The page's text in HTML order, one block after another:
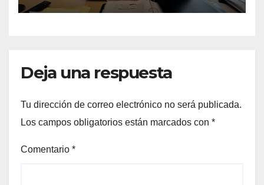
González Ramírez
Deja una respuesta
Tu dirección de correo electrónico no será publicada.
Los campos obligatorios están marcados con *
Comentario *